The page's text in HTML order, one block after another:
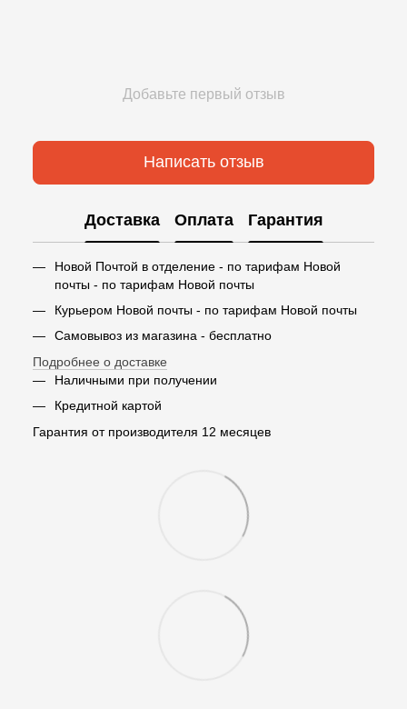
Добавьте первый отзыв
Написать отзыв
Доставка Оплата Гарантия
Новой Почтой в отделение - по тарифам Новой
почты - по тарифам Новой почты
Курьером Новой почты - по тарифам Новой почты
Самовывоз из магазина - бесплатно
Подробнее о доставке
Наличными при получении
Кредитной картой
Гарантия от производителя 12 месяцев